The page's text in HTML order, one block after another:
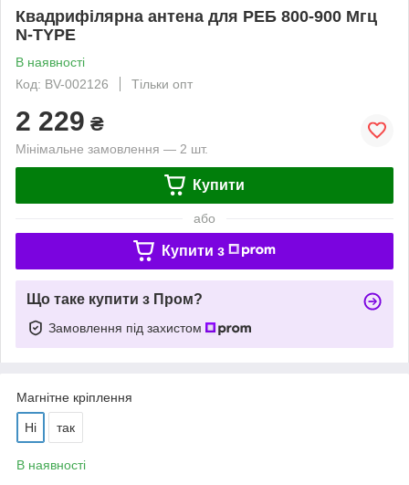
Квадрифілярна антена для РЕБ 800-900 Мгц
N-TYPE
В наявності
Код: BV-002126
Тільки опт
2 229 ₴
Мінімальне замовлення — 2 шт.
Купити
або
Купити з
Що таке купити з Пром?
Замовлення під захистом
Магнітне кріплення
Ні так
В наявності